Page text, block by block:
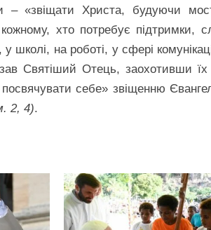
– «звіщати Христа, будуючи
кожному, хто потребує
у школі, на роботі, у сфері
Святіший Отець, заохотивши
себе» звіщенню
2, 4).